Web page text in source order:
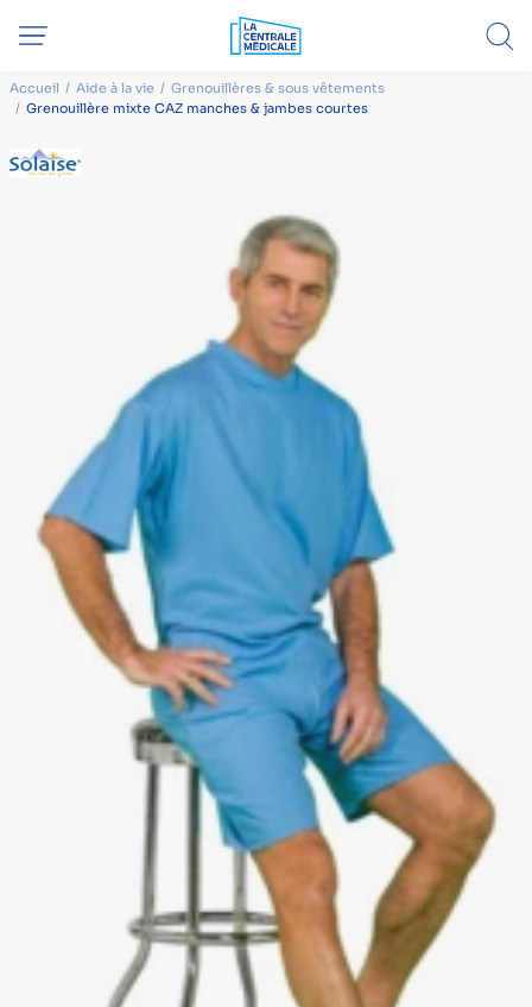
Accueil Aide à la vie
Grenouillères & sous vêtements
Grenouillère mixte CAZ manches & jambes courtes